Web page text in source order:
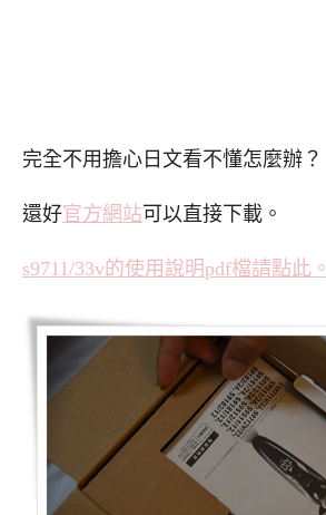
完全不用擔心日文看不懂怎麼辦？
還好官方網站可以直接下載。
s9711/33v的使用說明pdf檔請點此。